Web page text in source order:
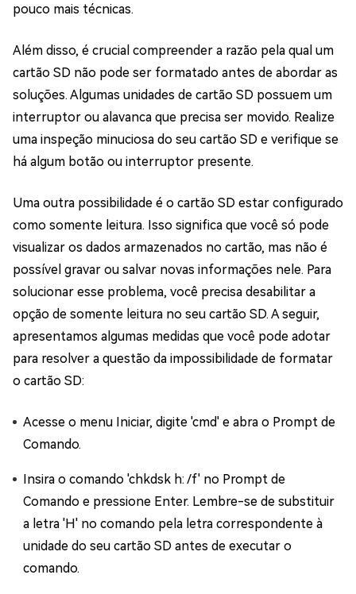
pouco mais técnicas.
Além disso, é crucial compreender a razão pela qual um
cartão SD não pode ser formatado antes de abordar as
soluções. Algumas unidades de cartão SD possuem um
interruptor ou alavanca que precisa ser movido. Realize
uma inspeção minuciosa do seu cartão SD e verifique se
há algum botão ou interruptor presente.
Uma outra possibilidade é o cartão SD estar configurado
como somente leitura. Isso significa que você só pode
visualizar os dados armazenados no cartão, mas não é
possível gravar ou salvar novas informações nele. Para
solucionar esse problema, você precisa desabilitar a
opção de somente leitura no seu cartão SD. A seguir,
apresentamos algumas medidas que você pode adotar
para resolver a questão da impossibilidade de formatar
o cartão SD:
Acesse o menu Iniciar, digite 'cmd' e abra o Prompt de
Comando.
Insira o comando 'chkdsk h: /f' no Prompt de
Comando e pressione Enter. Lembre-se de substituir
a letra 'H' no comando pela letra correspondente à
unidade do seu cartão SD antes de executar o
comando.